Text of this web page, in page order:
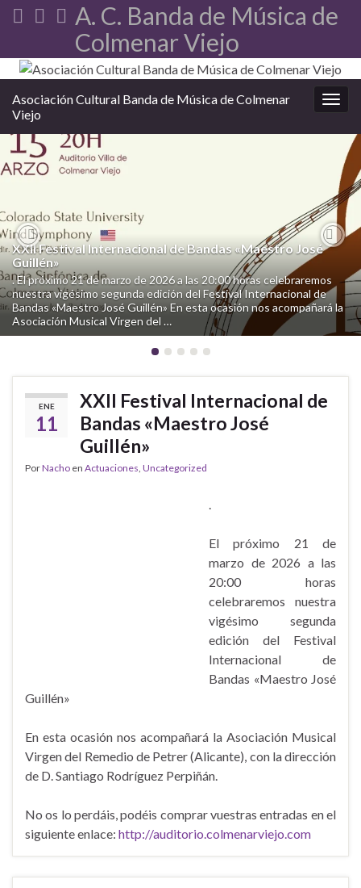
A. C. Banda de Música de
Colmenar Viejo
Asociación Cultural Banda de Música de Colmenar
Viejo
XXII Festival Internacional de Bandas «Maestro José
Guillén»
. El próximo 21 de marzo de 2026 a las 20:00 horas celebraremos
nuestra vigésimo segunda edición del Festival Internacional de
Bandas «Maestro José Guillén» En esta ocasión nos acompañará la
Asociación Musical Virgen del …
Previous
ENE
11
XXII Festival Internacional de
Bandas «Maestro José
Guillén»
PorNacho en Actuaciones Uncategorized
.
El próximo 21 de
marzo de 2026 a las
20:00 horas
celebraremos nuestra
vigésimo segunda
edición del Festival
Internacional de
Bandas «Maestro José
Guillén»
En esta ocasión nos acompañará la Asociación Musical
Virgen del Remedio de Petrer (Alicante), con la dirección
de D. Santiago Rodríguez Perpiñán.
No os lo perdáis, podéis comprar vuestras entradas en el
siguiente enlace: http://auditorio.colmenarviejo.com